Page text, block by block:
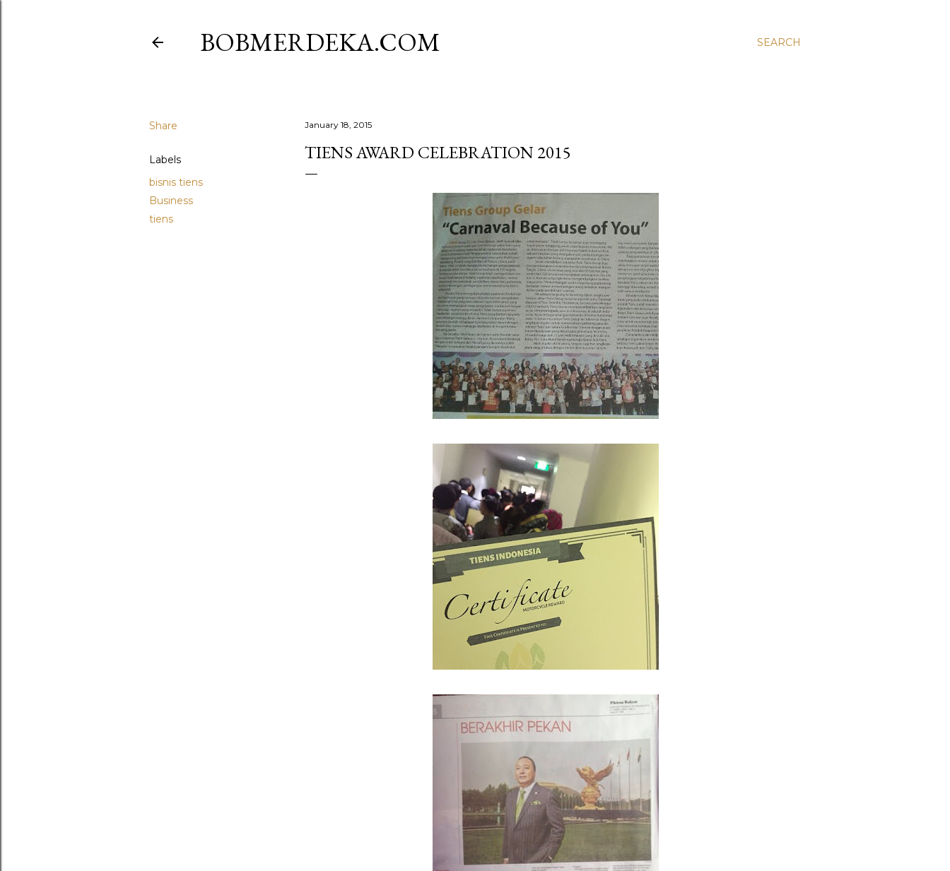
SEARCH
BOBMERDEKA.COM
Share
Labels
bisnis tiens
Business
tiens
January 18, 2015
TIENS AWARD CELEBRATION 2015